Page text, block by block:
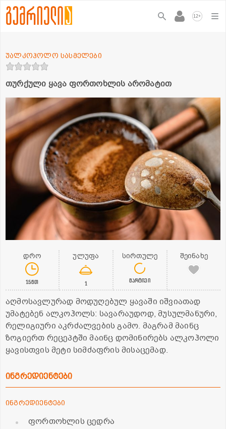
12+
თურქული ყავა ფორთოხლის არომატით
უალკოჰოლო სასმელები
დრო
15წთ
ულუფა
1
სირთულე
მარტივი
შეინახე
აღმოსავლურად მოდუღებულ ყავაში იშვიათად
უმატებენ ალკოჰოლს: სავარაუდოდ, მუსულმანური,
რელიგიური აკრძალვების გამო. მაგრამ მაინც
ზოგიერთ რეცეპტში მაინც დომინირებს ალკოჰოლი
ყავისთვის მეტი სიმძაფრის მისაცემად.
ინგრედიენტები
ინგრედიენტები
ფორთოხლის ცედრა